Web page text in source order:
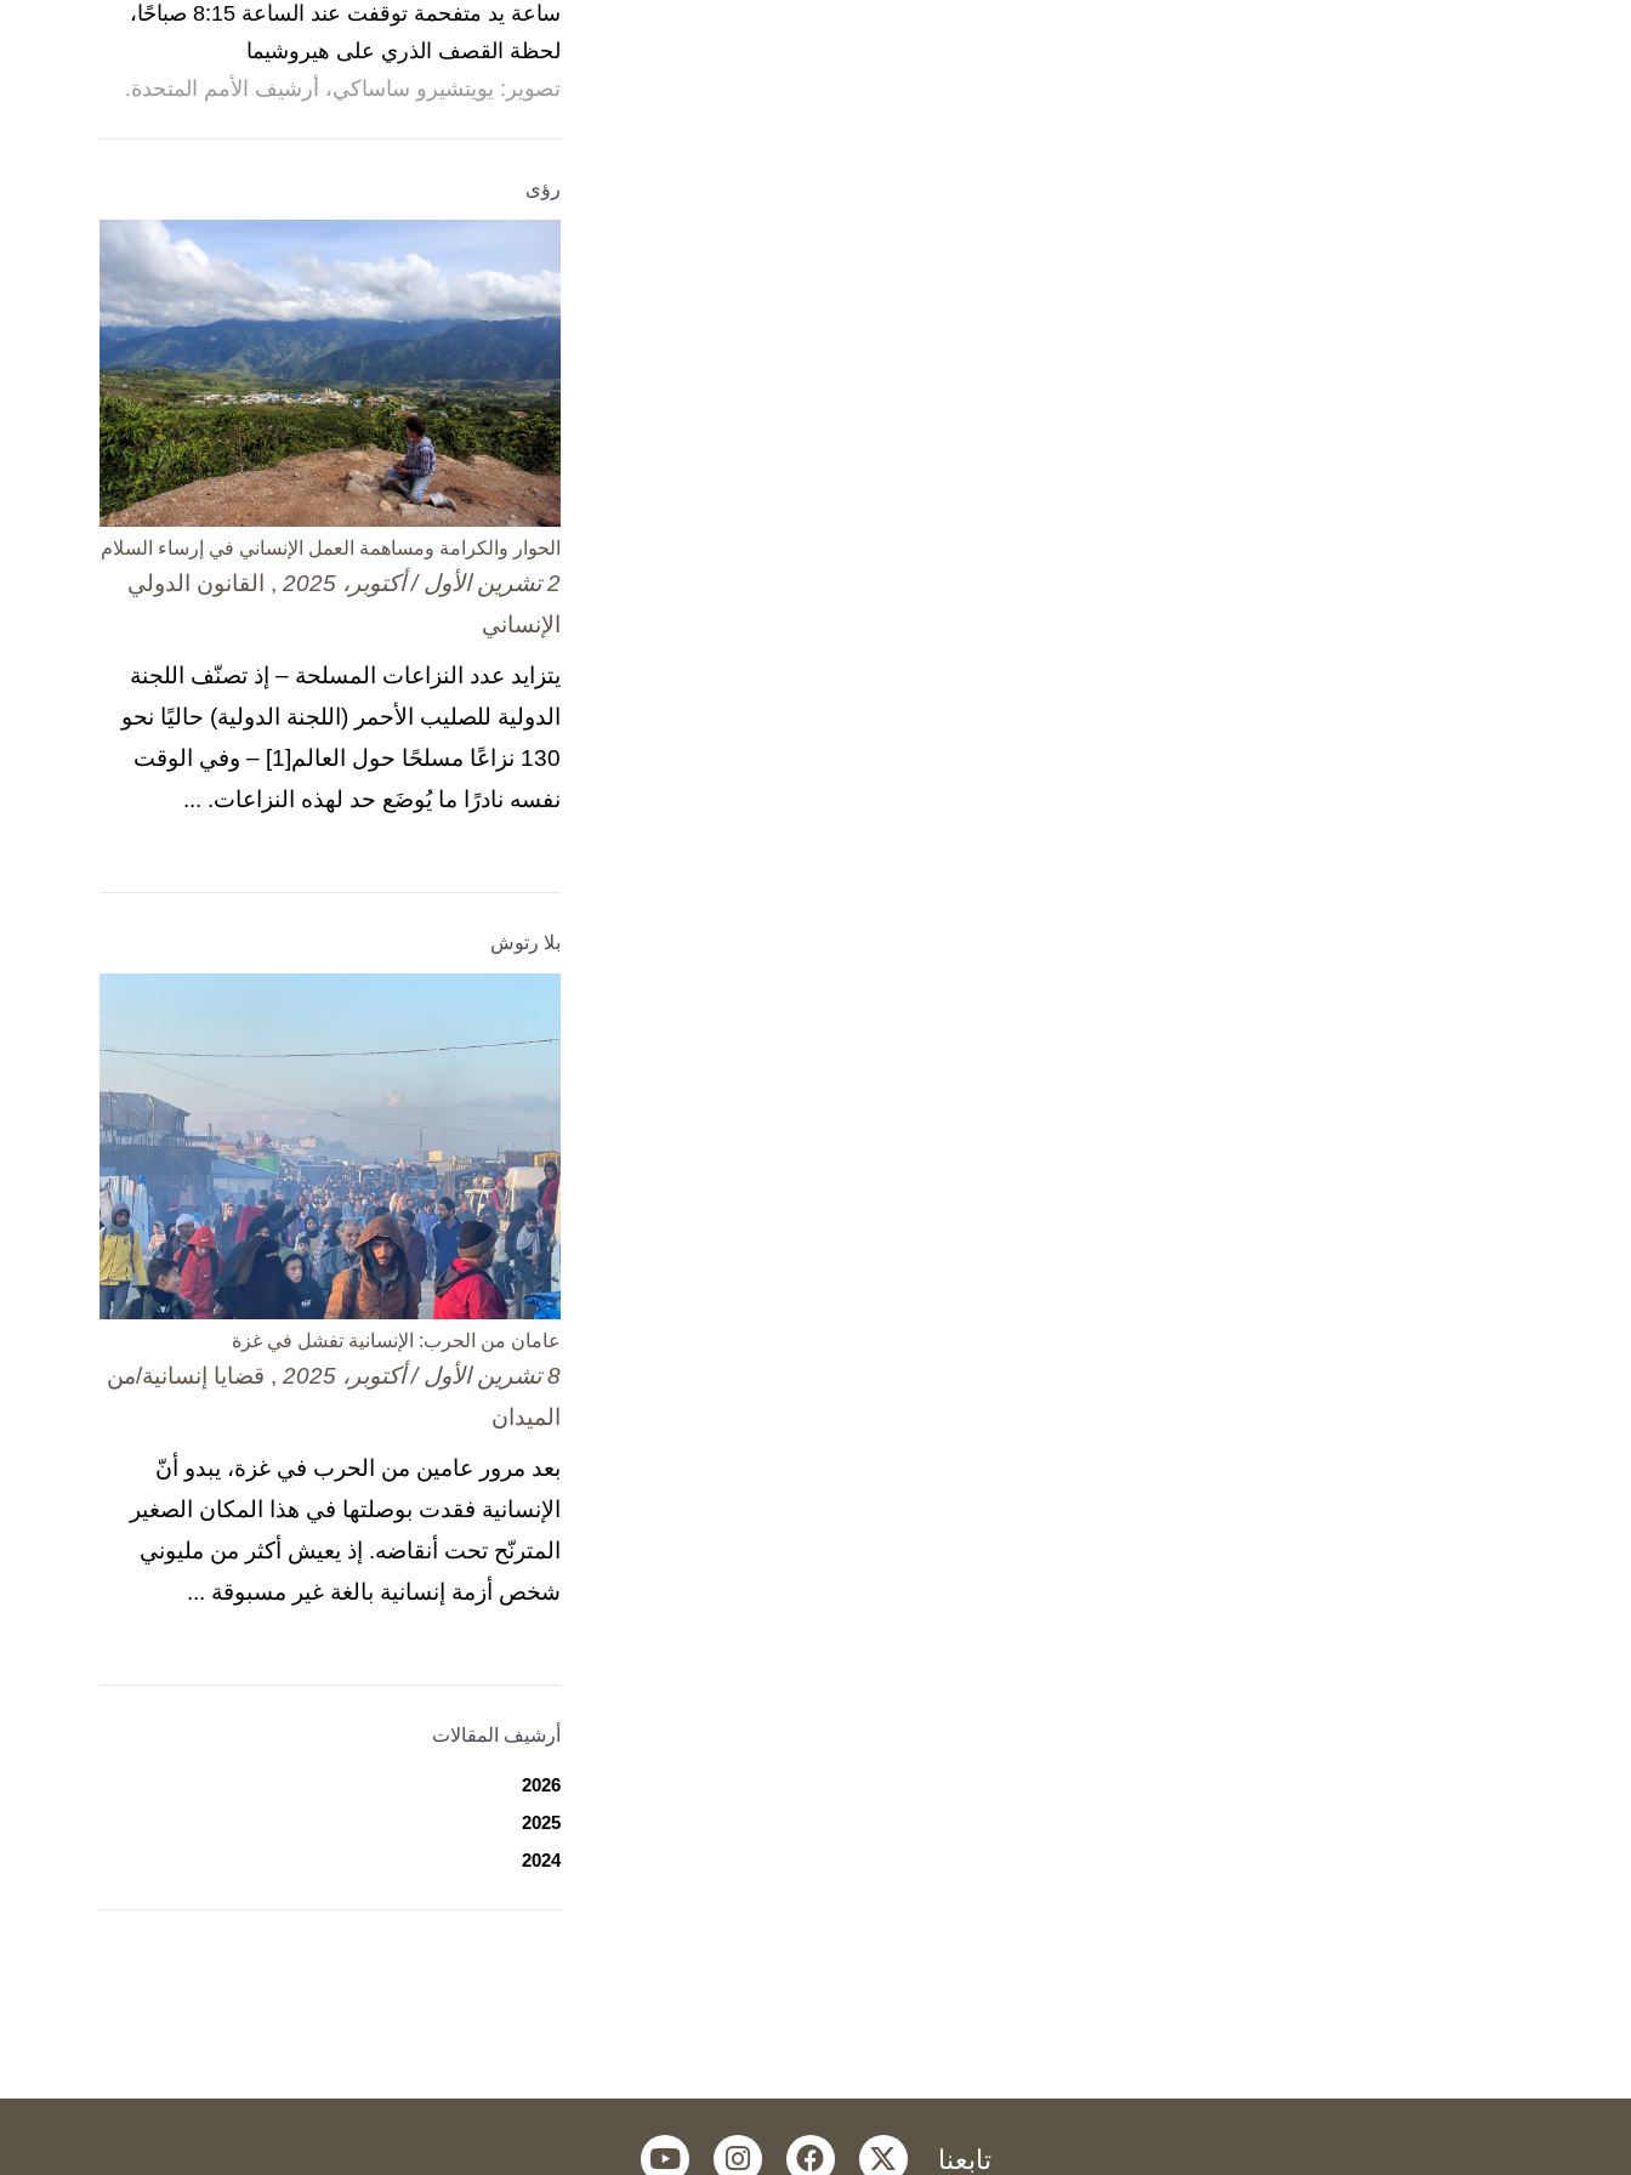
ساعة يد متفحمة توقفت عند الساعة 8:15 صباحًا،
لحظة القصف الذري على هيروشيما
تصوير: يويتشيرو ساساكي، أرشيف الأمم المتحدة.
رؤى
الحوار والكرامة ومساهمة العمل الإنساني في إرساء السلام
2 تشرين الأول / أكتوبر، 2025
, القانون الدولي
الإنساني
يتزايد عدد النزاعات المسلحة – إذ تصنّف اللجنة
الدولية للصليب الأحمر (اللجنة الدولية) حاليًا نحو
130 نزاعًا مسلحًا حول العالم[1] – وفي الوقت
نفسه نادرًا ما يُوضَع حد لهذه النزاعات. ...
بلا رتوش
عامان من الحرب: الإنسانية تفشل في غزة
8 تشرين الأول / أكتوبر، 2025
, قضايا إنسانية/من
الميدان
بعد مرور عامين من الحرب في غزة، يبدو أنّ
الإنسانية فقدت بوصلتها في هذا المكان الصغير
المترنّح تحت أنقاضه. إذ يعيش أكثر من مليوني
شخص أزمة إنسانية بالغة غير مسبوقة ...
أرشيف المقالات
2026
2025
2024
تابعنا twitter
facebook
instagram
youtube